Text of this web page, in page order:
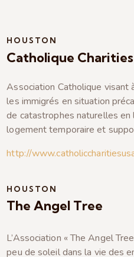
HOUSTON
Catholique Charities
Association Catholique visant
les immigrés en situation
de catastrophes naturelles
logement temporaire et
http://
HOUSTON
The Angel Tree
L’Association « The Angel
peu de soleil dans la vie des